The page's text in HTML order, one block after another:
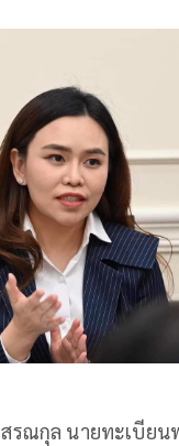
สรณกุล นายทะเบียน